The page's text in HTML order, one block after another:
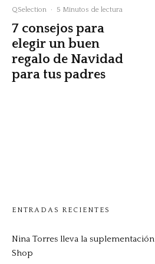
QSelection · 5 Minutos de lectura
7 consejos para
elegir un buen
regalo de Navidad
para tus padres
ENTRADAS RECIENTES
Nina Torres lleva la
Shop